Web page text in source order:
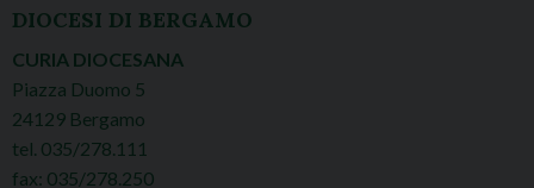
DIOCESI DI BERGAMO
CURIA DIOCESANA
Piazza Duomo 5
24129 Bergamo
tel. 035/278.111
fax: 035/278.250